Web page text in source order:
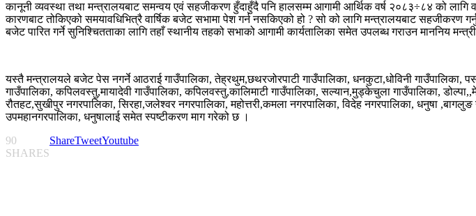
कानूनी व्यवस्था तथा मन्त्रालयबाट समन्वय एवं सहजीकरण हुँदाहुँदै पनि हालसम्म आगामी आर्थिक वर्ष २०८३÷८४ को
कारणबाट तोकिएको समयावधिभित्रै वार्षिक बजेट सभामा पेश गर्न नसकिएको हो ? सो को लागि मन्त्रालयबाट सहजीकरण
बजेट पारित गर्ने सुनिश्चितताका लागि तहाँ स्थानीय तहको सभाको आगामी कार्यतालिका समेत उपलब्ध गराउन माननिय
यस्तै मन्त्रालयले बजेट पेस नगर्ने आठराई गाउँपालिका, तेह्रथुम,छथरजोरपाटी गाउँपालिका, धनकुटा,धोविनी गाउँपालिका,
गाउँपालिका, कपिलवस्तु,मायादेवी गाउँपालिका, कपिलवस्तु,कालिमाटी गाउँपालिका, सल्यान,मुड्केचुला गाउँपालिका,
रौतहट,सुखीपुर नगरपालिका, सिरहा,जलेश्वर नगरपालिका, महोत्तरी,कमला नगरपालिका, विदेह नगरपालिका, धनुषा
उपमहानगरपालिका, धनुषालाई समेत स्पष्टीकरण माग गरेको छ ।
90
SHARES
ShareTweetYoutube